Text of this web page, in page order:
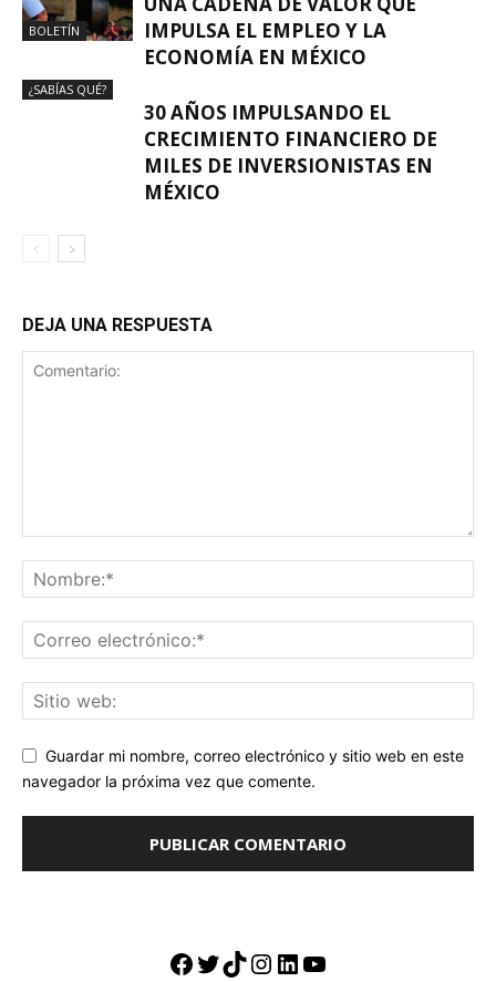
BOLETÍN
IMPULSA EL EMPLEO Y LA
ECONOMÍA EN MÉXICO
¿SABÍAS QUÉ?
30 AÑOS IMPULSANDO EL
CRECIMIENTO FINANCIERO DE
MILES DE INVERSIONISTAS EN
MÉXICO
DEJA UNA RESPUESTA
Guardar mi nombre, correo electrónico y sitio web en este
navegador la próxima vez que comente.
Facebook
Twitter
TikTok
Instagram
LinkedIn
YouTube